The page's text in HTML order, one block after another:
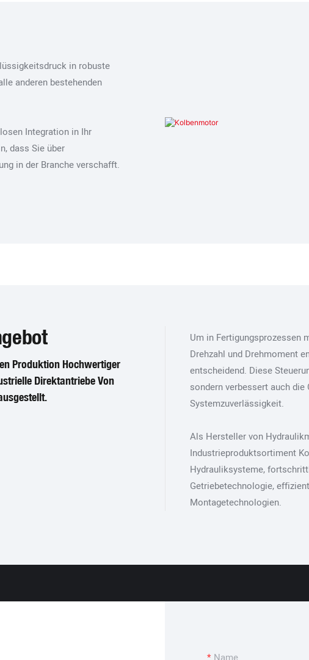
in robuste
anderen bestehenden
Integration in Ihr
dass Sie über
in der Branche verschafft.
Produktion Hochwertiger
Direktantriebe Von
Um in Fertigungsprozessen
Drehzahl und Drehmoment
entscheidend. Diese
sondern verbessert auch
Systemzuverlässigkeit.
Als Hersteller von
Industrieproduktsortiment
Hydrauliksysteme,
Getriebetechnologie,
Montagetechnologien.